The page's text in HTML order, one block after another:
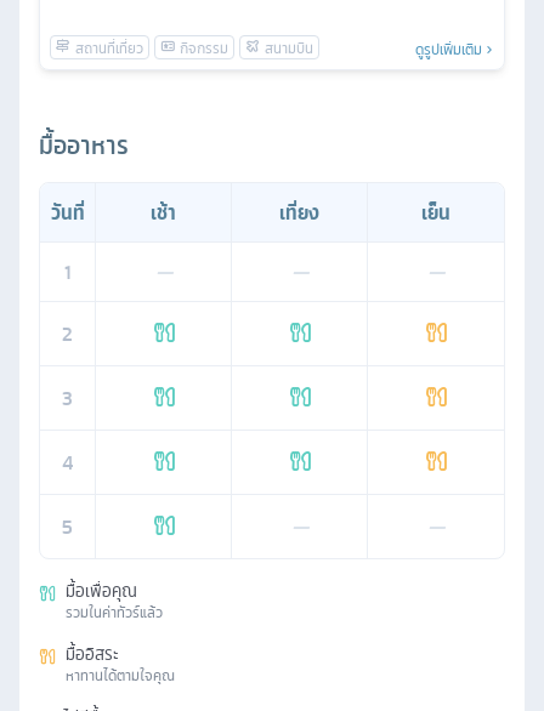
ดูรูปเพิ่มเติม
มื้ออาหาร
วันที่ เช้า เที่ยง
เย็น
1
— —
—
2
3
4
5 — —
มื้อเพื่อคุณ
รวมในค่าทัวร์แล้ว
มื้ออิสระ
หาทานได้ตามใจคุณ